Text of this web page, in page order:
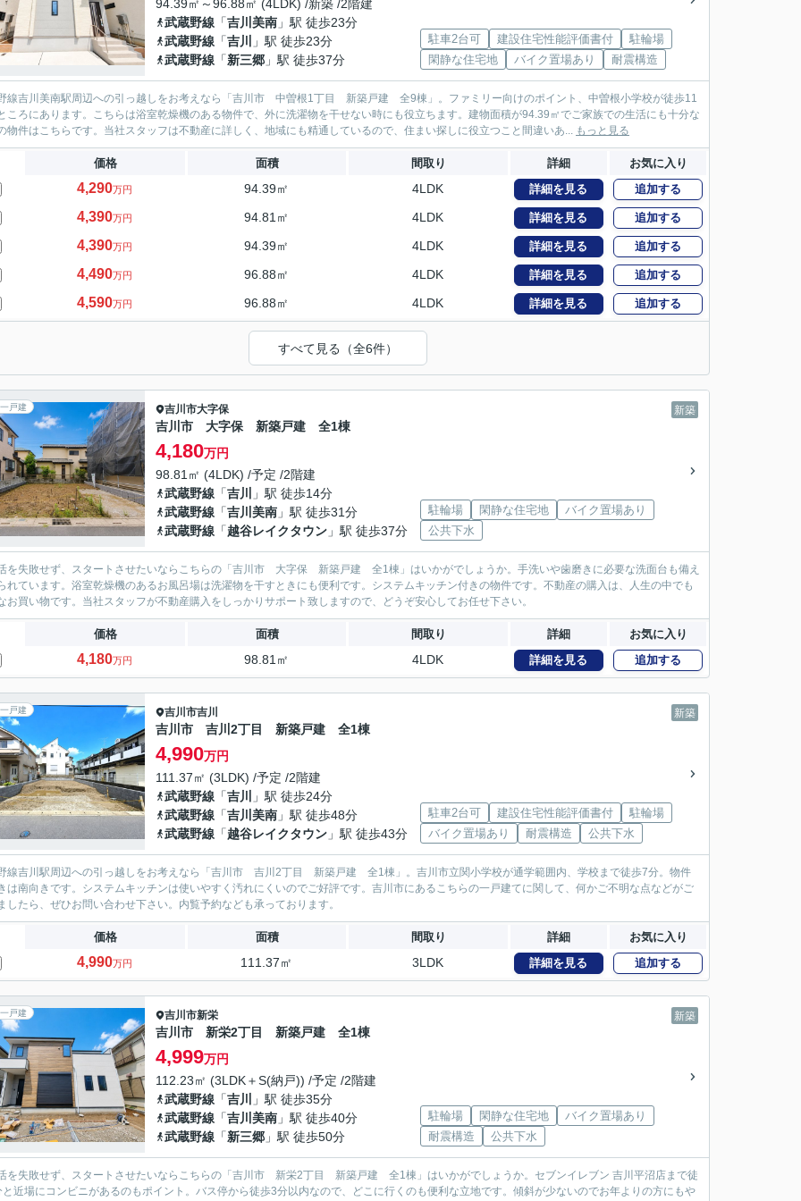
94.39㎡～96.88㎡ (4LDK) /新築 /2階建
武蔵野線 「吉川美南 」駅 徒歩23分
武蔵野線 「吉川
」駅 徒歩23分
武蔵野線 「新三郷 」駅 徒歩37分
駐車2台可 建設住宅性能評価書付
駐輪場
閑静な住宅地
バイク置場あり 耐震構造
線吉川美南駅周辺への引っ越しをお考えなら「吉川市 中曽根1丁目 新築戸建 全9棟」。ファミリー向けのポイント、中曽根小学校が徒歩11
ころにあります。こちらは浴室乾燥機のある物件で、外に洗濯物を干せない時にも役立ちます。建物面積が94.39㎡でご家族での生活にも十分な
物件はこちらです。当社スタッフは不動産に詳しく、地域にも精通しているので、住まい探しに役立つこと間違いあ... もっと見る
価格 面積 間取り 詳細 お気に入り
4,290万円 94.39㎡ 4LDK 詳細を見る 追加する
4,390万円 94.81㎡ 4LDK 詳細を見る 追加する
4,390万円 94.39㎡ 4LDK 詳細を見る 追加する
4,490万円 96.88㎡ 4LDK 詳細を見る 追加する
4,590万円 96.88㎡ 4LDK 詳細を見る 追加する
すべて見る（全6件）
戸建 新築
吉川市大字保
吉川市 大字保 新築戸建 全1棟
4,180万円
98.81㎡ (4LDK) /予定 /2階建
武蔵野線 「吉川
」駅 徒歩14分
武蔵野線 「吉川美南 」駅 徒歩31分
武蔵野線 「越谷レイクタウン 」駅 徒歩37分
駐輪場 閑静な住宅地
バイク置場あり
公共下水
を失敗せず、スタートさせたいならこちらの「吉川市 大字保 新築戸建 全1棟」はいかがでしょうか。手洗いや歯磨きに必要な洗面台も備え
れています。浴室乾燥機のあるお風呂場は洗濯物を干すときにも便利です。システムキッチン付きの物件です。不動産の購入は、人生の中でも
お買い物です。当社スタッフが不動産購入をしっかりサポート致しますので、どうぞ安心してお任せ下さい。
価格 面積 間取り 詳細 お気に入り
4,180万円 98.81㎡ 4LDK 詳細を見る 追加する
戸建 新築
吉川市吉川
吉川市 吉川2丁目 新築戸建 全1棟
4,990万円
111.37㎡ (3LDK) /予定 /2階建
武蔵野線 「吉川
」駅 徒歩24分
武蔵野線 「吉川美南 」駅 徒歩48分
武蔵野線 「越谷レイクタウン 」駅 徒歩43分
駐車2台可 建設住宅性能評価書付
駐輪場
バイク置場あり
耐震構造 公共下水
線吉川駅周辺への引っ越しをお考えなら「吉川市 吉川2丁目 新築戸建 全1棟」。吉川市立関小学校が通学範囲内、学校まで徒歩7分。物件
は南向きです。システムキッチンは使いやすく汚れにくいのでご好評です。吉川市にあるこちらの一戸建てに関して、何かご不明な点などがご
したら、ぜひお問い合わせ下さい。内覧予約なども承っております。
価格 面積 間取り 詳細 お気に入り
4,990万円 111.37㎡ 3LDK 詳細を見る 追加する
戸建 新築
吉川市新栄
吉川市 新栄2丁目 新築戸建 全1棟
4,999万円
112.23㎡ (3LDK＋S(納戸)) /予定 /2階建
武蔵野線 「吉川
」駅 徒歩35分
武蔵野線 「吉川美南 」駅 徒歩40分
武蔵野線 「新三郷 」駅 徒歩50分
駐輪場 閑静な住宅地
バイク置場あり
耐震構造
公共下水
を失敗せず、スタートさせたいならこちらの「吉川市 新栄2丁目 新築戸建 全1棟」はいかがでしょうか。セブンイレブン 吉川平沼店まで徒
と近場にコンビニがあるのもポイント。バス停から徒歩3分以内なので、どこに行くのも便利な立地です。傾斜が少ないのでお年よりの方にもや